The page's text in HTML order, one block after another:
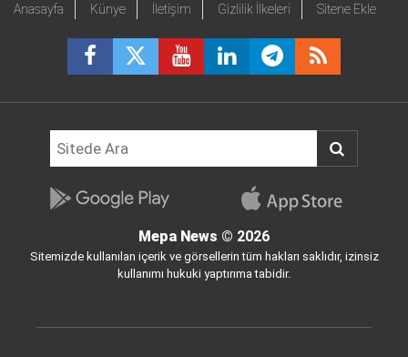
Anasayfa Künye İletişim Gizlilik İlkeleri Sitene Ekle
Mepa News © 2026
Sitemizde kullanılan içerik ve görsellerin tüm hakları saklıdır, izinsiz
kullanımı hukuki yaptırıma tabidir.